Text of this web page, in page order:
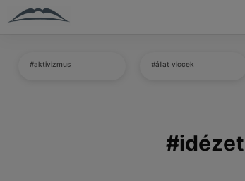
#aktivizmus #állat viccek